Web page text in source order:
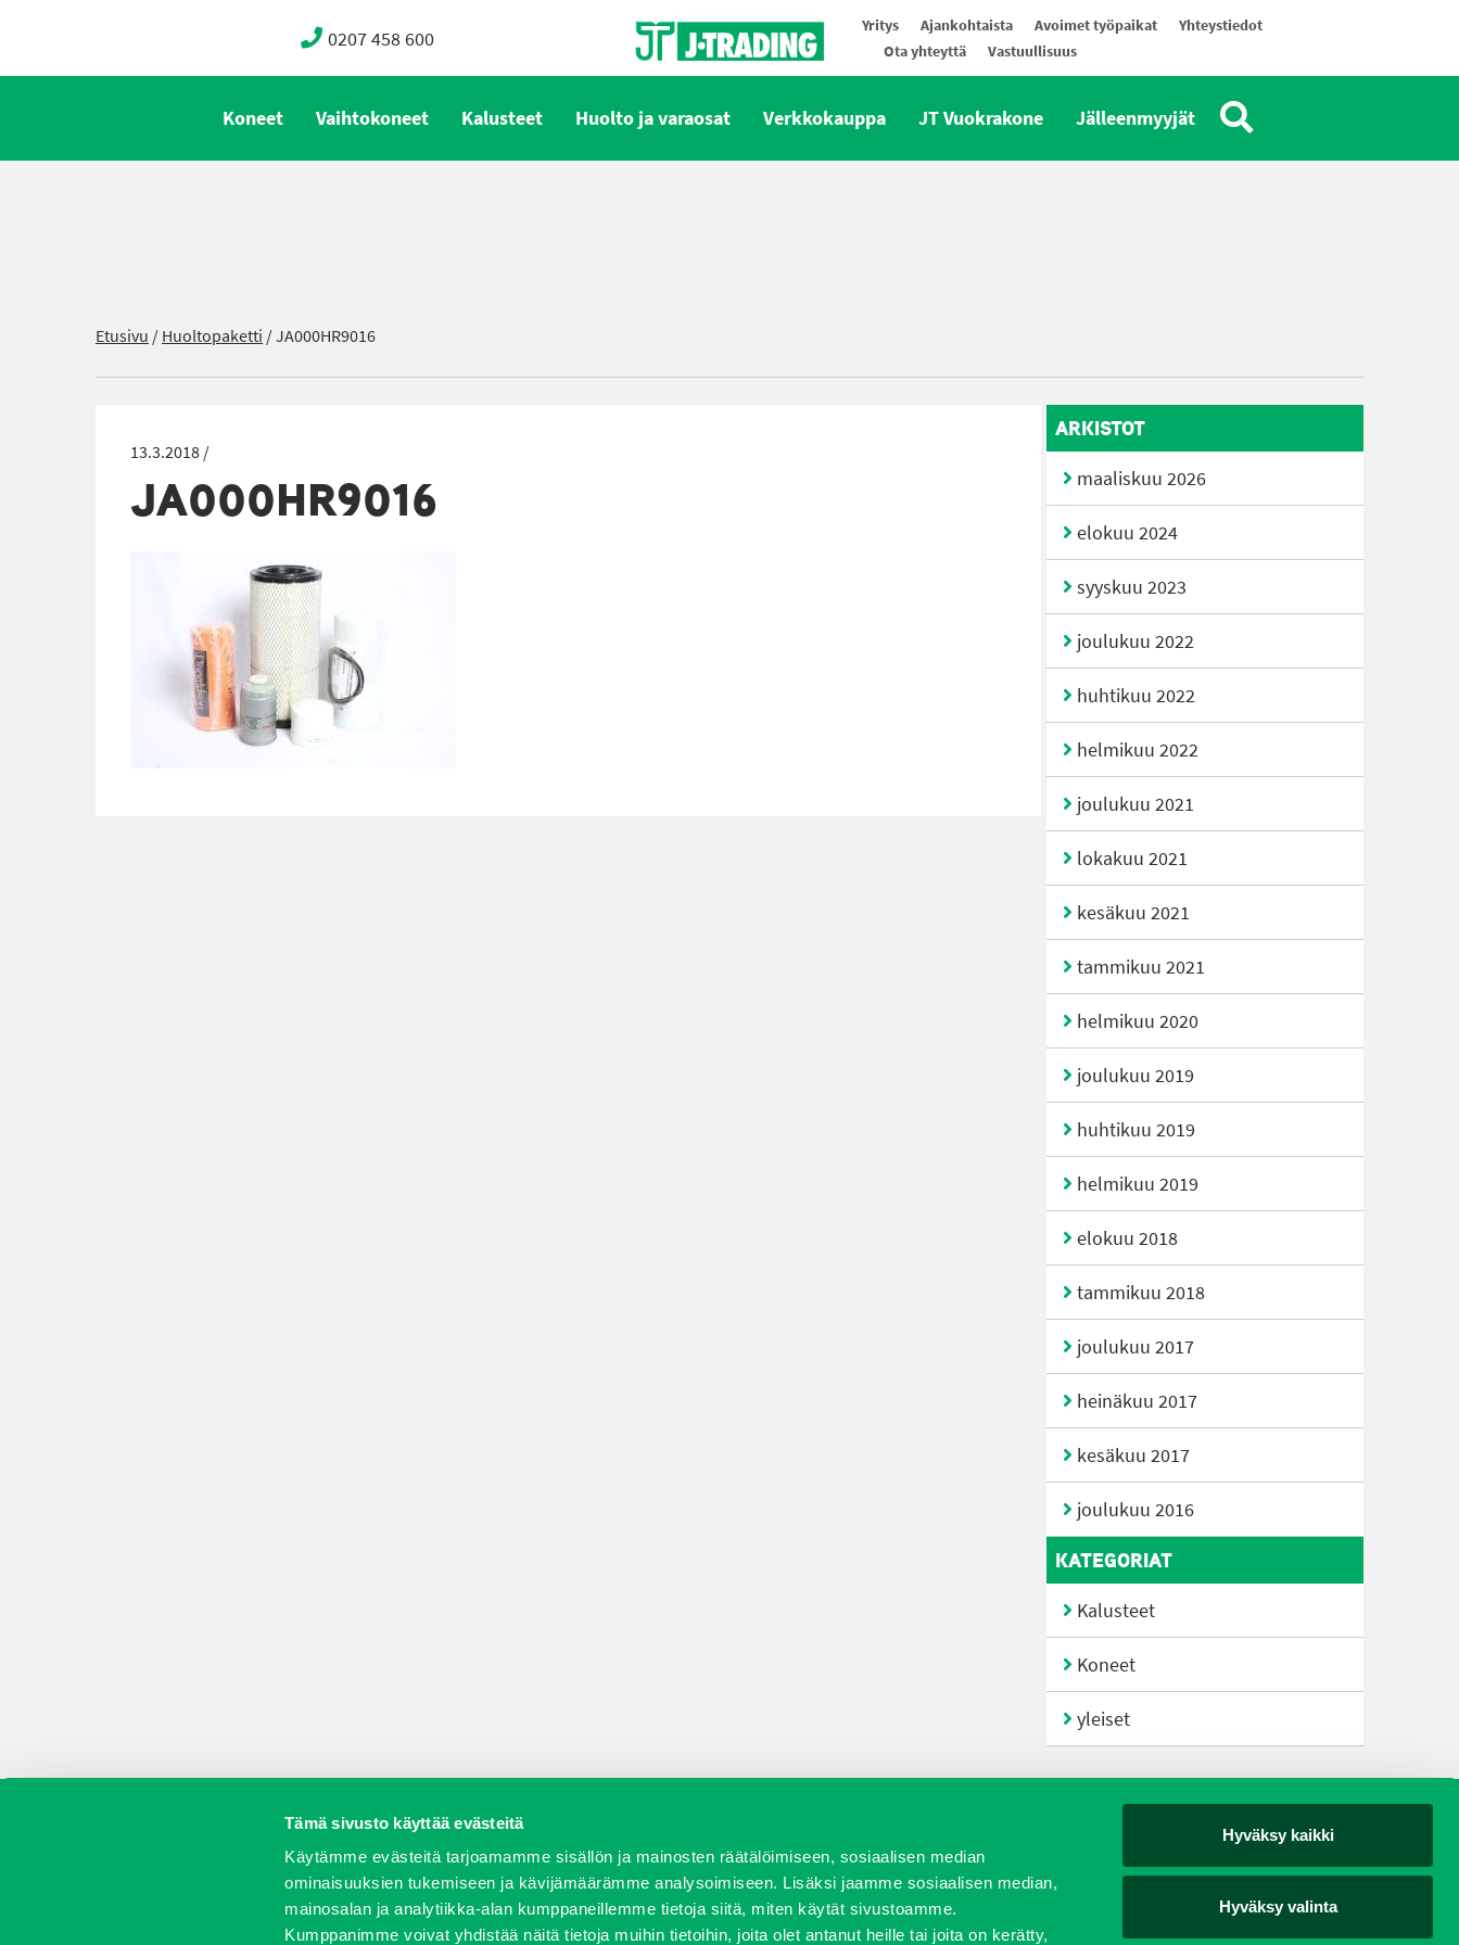
Tämä sivusto käyttää evästeitä
Käytämme evästeitä tarjoamamme sisällön ja mainosten räätälöimiseen, sosiaalisen median
ominaisuuksien tukemiseen ja kävijämäärämme analysoimiseen. Lisäksi jaamme sosiaalisen median,
mainosalan ja analytiikka-alan kumppaneillemme tietoja siitä, miten käytät sivustoamme.
Kumppanimme voivat yhdistää näitä tietoja muihin tietoihin, joita olet antanut heille tai joita on kerätty,
Hyväksy kaikki
Hyväksy valinta
0207 458 600 Yritys Ajankohtaista Avoimet työpaikat
Yhteystiedot
Ota yhteyttä
Vastuullisuus
Koneet Vaihtokoneet Kalusteet Huolto ja varaosat Verkkokauppa JT Vuokrakone Jälleenmyyjät
Etusivu /Huoltopaketti /JA000HR9016
13.3.2018 /
JA000HR9016
ARKISTOT
maaliskuu 2026
elokuu 2024
syyskuu 2023
joulukuu 2022
huhtikuu 2022
helmikuu 2022
joulukuu 2021
lokakuu 2021
kesäkuu 2021
tammikuu 2021
helmikuu 2020
joulukuu 2019
huhtikuu 2019
helmikuu 2019
elokuu 2018
tammikuu 2018
joulukuu 2017
heinäkuu 2017
kesäkuu 2017
joulukuu 2016
KATEGORIAT
Kalusteet
Koneet
yleiset
Vaihtokoneet Kalusteet Huolto ja varaosat Verkkokauppa JT Vuokrakone Jälleenmyyjät